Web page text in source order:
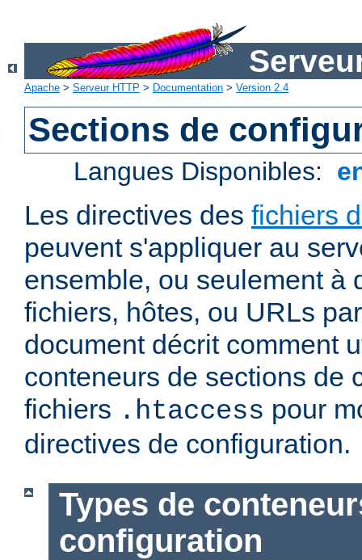
Apache > Serveur HTTP > Documentation > Version 2.4
Sections de
Langues Disponibles:
Les directives des fichiers
peuvent s'appliquer au
ensemble, ou seulement à
fichiers, hôtes, ou URLs
document décrit comment
conteneurs de sections de
fichiers .htaccess pour
directives de configuration.
Types de
configuration